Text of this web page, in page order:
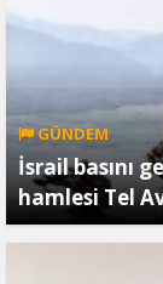
GÜNDEM
İsrail basını
hamlesi Tel